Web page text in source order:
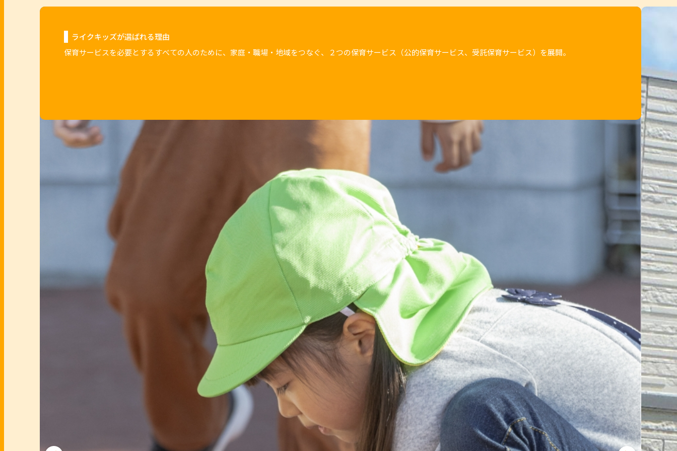
ライクキッズが選ばれる理由
保育サービスを必要とするすべての人のために、家庭・職場・地域をつなぐ、２つの保育サービス（公的保育サービス、受託保育サービス）を展開。